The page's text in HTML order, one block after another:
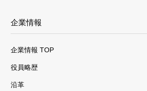
企業情報
企業情報 TOP
役員略歴
沿革